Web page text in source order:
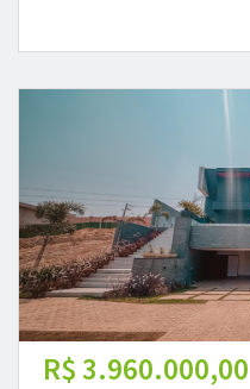
R$ 3.960.000,00